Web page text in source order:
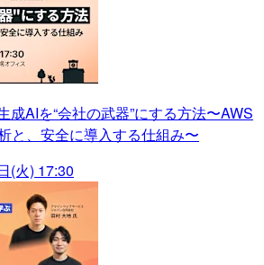
成AIを“会社の武器”にする方法〜AWS
と、安全に導入する仕組み〜
(火) 17:30